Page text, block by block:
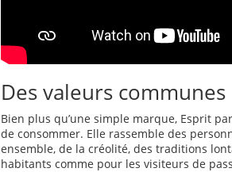
Des valeurs
Bien plus qu’une simple marque, Esprit
de consommer. Elle rassemble des
ensemble, de la créolité, des traditions
habitants comme pour les visiteurs de